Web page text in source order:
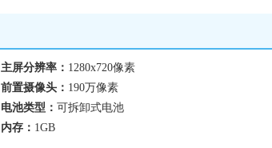
主屏分辨率： 1280x720像素
前置摄像头： 190万像素
电池类型： 可拆卸式电池
内存： 1GB